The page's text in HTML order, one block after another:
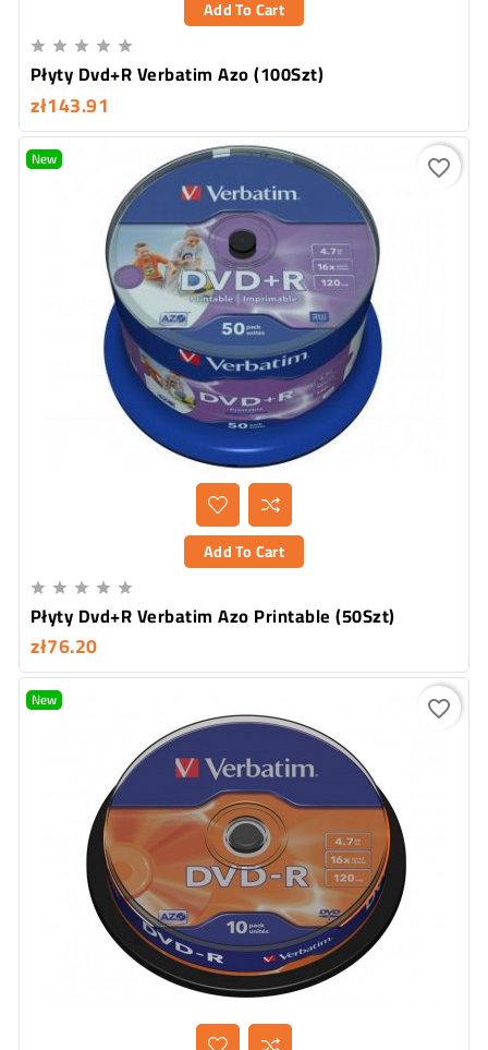
Add To Cart
    
Płyty Dvd+R Verbatim Azo (100Szt)
zł143.91
New
Add To Cart
    
Płyty Dvd+R Verbatim Azo Printable (50Szt)
zł76.20
favorite_border
New favorite_border